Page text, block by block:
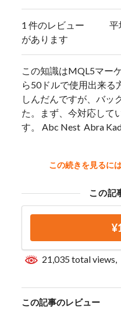
1 件のレビュー
があります
平
この知識はMQL5マー
ら50ドルで使用出来る
しんだんですが、バッ
た。まず、今対応して
す。 Abc Nest Abra
この続きを見るに
この記
21,035 total views,
この記事のレビュー